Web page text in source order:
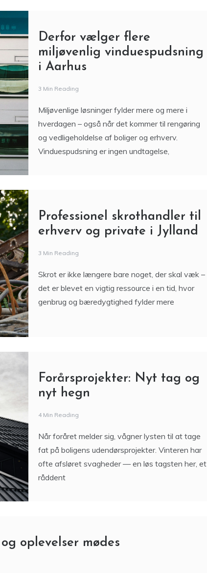
Derfor vælger flere
miljøvenlig vinduespudsning
i Aarhus
3 Min Reading
Miljøvenlige løsninger fylder mere og mere i
hverdagen – også når det kommer til rengøring
og vedligeholdelse af boliger og erhverv.
Vinduespudsning er ingen undtagelse,
Professionel skrothandler til
erhverv og private i Jylland
3 Min Reading
Skrot er ikke længere bare noget, der skal væk –
det er blevet en vigtig ressource i en tid, hvor
genbrug og bæredygtighed fylder mere
Forårsprojekter: Nyt tag og
nyt hegn
4 Min Reading
Når foråret melder sig, vågner lysten til at tage
fat på boligens udendørsprojekter. Vinteren har
ofte afsløret svagheder — en løs tagsten her, et
råddent
oplevelser mødes